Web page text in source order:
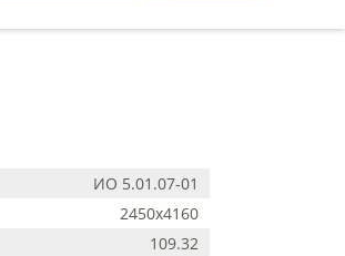
ИО 5.01.07-01
2450х4160
109.32